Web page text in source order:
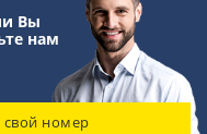
Вы
нам
свой номер